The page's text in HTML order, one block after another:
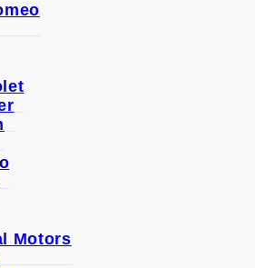
Motors